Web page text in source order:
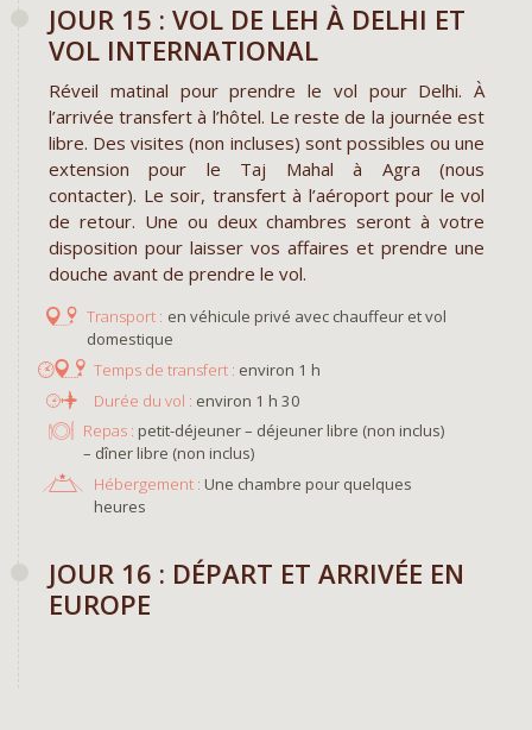
JOUR 15 : VOL DE LEH À DELHI ET
VOL INTERNATIONAL
Réveil matinal pour prendre le vol pour Delhi. À
l’arrivée transfert à l’hôtel. Le reste de la journée est
libre. Des visites (non incluses) sont possibles ou une
extension pour le Taj Mahal à Agra (nous
contacter). Le soir, transfert à l’aéroport pour le vol
de retour. Une ou deux chambres seront à votre
disposition pour laisser vos affaires et prendre une
douche avant de prendre le vol.
en véhicule privé avec chauffeur et vol
domestique
environ 1 h
environ 1 h 30
Repas : petit-déjeuner – déjeuner libre (non inclus)
– dîner libre (non inclus)
Hébergement : Une chambre pour quelques
heures
JOUR 16 : DÉPART ET ARRIVÉE EN
EUROPE